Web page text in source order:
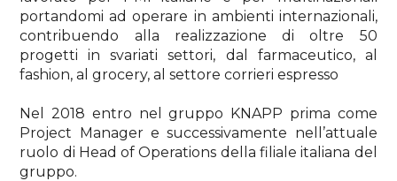
portandomi ad operare in ambienti internazionali,
contribuendo alla realizzazione di oltre 50
progetti in svariati settori, dal farmaceutico, al
fashion, al grocery, al settore corrieri espresso
Nel 2018 entro nel gruppo KNAPP prima come
Project Manager e successivamente nell’attuale
ruolo di Head of Operations della filiale italiana del
gruppo.